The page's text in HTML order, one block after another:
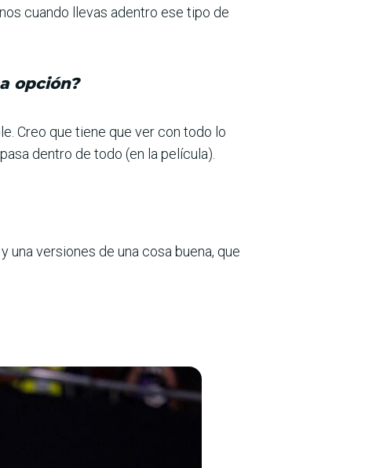
cuando llevas adentro ese tipo de
opción?
Creo que tiene que ver con todo lo
dentro de todo (en la película).
versiones de una cosa buena, que